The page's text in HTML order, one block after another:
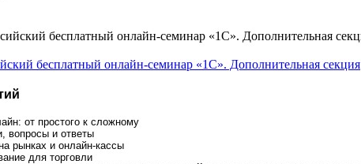
бесплатный онлайн-семинар «1С». Дополнительная секция
от простого к сложному
вопросы и ответы
рынках и онлайн-кассы
для торговли